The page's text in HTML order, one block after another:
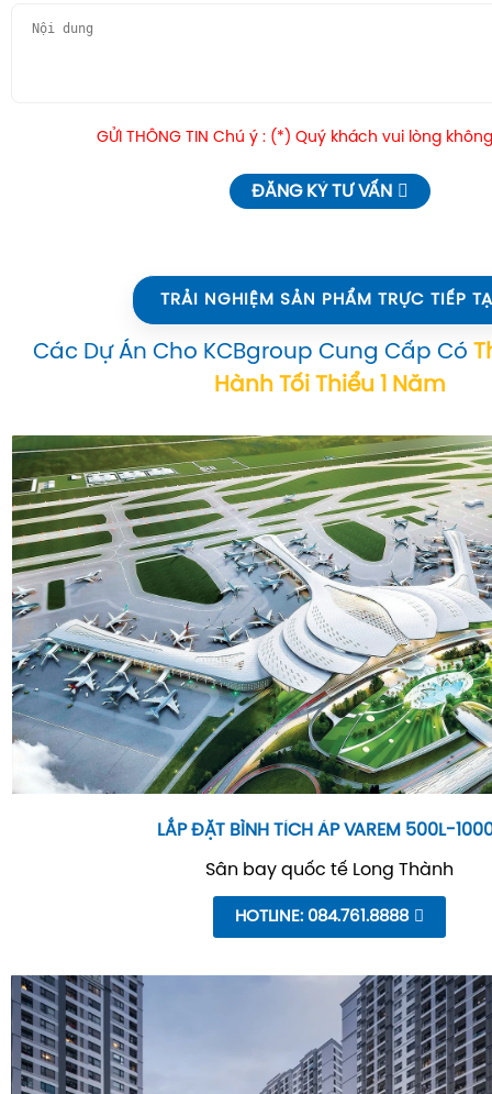
GỬI THÔNG TIN Chú ý : (*) Quý khách vui lòng
ĐĂNG KÝ TƯ VẤN
TRẢI NGHIỆM SẢN PHẨM TRỰC TIẾP
Các Dự Án Cho KCBgroup Cung Cấp Có
Hành Tối Thiểu 1 Năm
LẮP ĐẶT BÌNH TÍCH ÁP VAREM 500L-
Sân bay quốc tế Long Thành
HOTLINE: 084.761.8888